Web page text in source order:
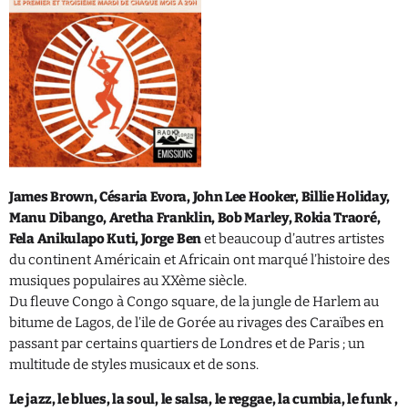
QUI SOMMES NOUS ?
CONTACT
ADHÉRER OU SOUTENIR
Archives
juillet 2026
octobre 2025
septembre 2025
août 2025
James Brown, Césaria Evora, John Lee Hooker, Billie Holiday,
Manu Dibango, Aretha Franklin, Bob Marley, Rokia Traoré,
Fela Anikulapo Kuti, Jorge Benet beaucoup d’autres artistes
du continent Américain et Africain ont marqué l’histoire des
musiques populaires au XXème siècle.
Du fleuve Congo à Congo square, de la jungle de Harlem au
bitume de Lagos, de l’ile de Gorée au rivages des Caraïbes en
passant par certains quartiers de Londres et de Paris ; un
multitude de styles musicaux et de sons.
Le jazz, le blues, la soul, le salsa, le reggae, la cumbia, le funk ,